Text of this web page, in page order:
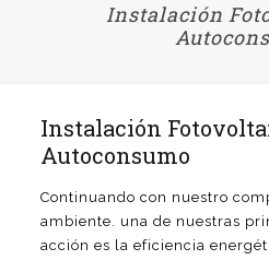
Instalación
Instalación
Autoconsumo
Continuando con nuestro
ambiente. una de nuestras
acción es la eficiencia